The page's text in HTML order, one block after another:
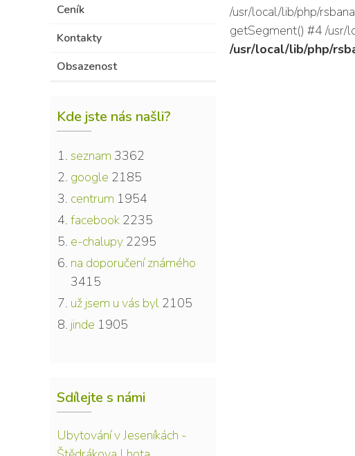
Ceník
Kontakty
Obsazenost
Kde jste nás našli?
seznam 3362
google 2185
centrum 1954
facebook 2235
e-chalupy 2295
na doporučení známého
3415
už jsem u vás byl 2105
jinde 1905
Sdílejte s námi
Ubytování v Jeseníkách -
/usr/local/lib/php/
getSegment() #4 /usr/
/usr/local/lib/php/